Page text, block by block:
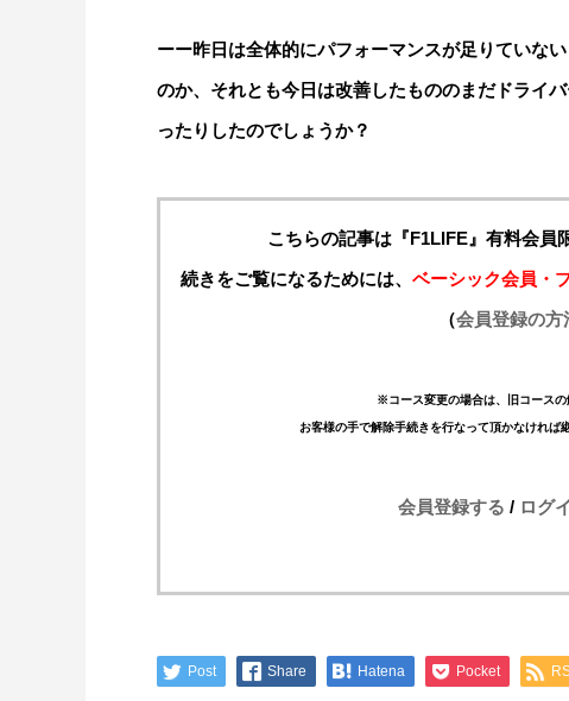
ーー昨日は全体的にパフォーマンスが足りていな
のか、それとも今日は改善したもののまだドライ
ったりしたのでしょうか？
こちらの記事は『F1LIFE』有料会員
続きをご覧になるためには、 ベーシック会員・
（会員登録の方
※コース変更の場合は、旧コースの
お客様の手で解除手続きを行なって頂かなければ
会員登録する / ログ
Post Share Hatena Pocket